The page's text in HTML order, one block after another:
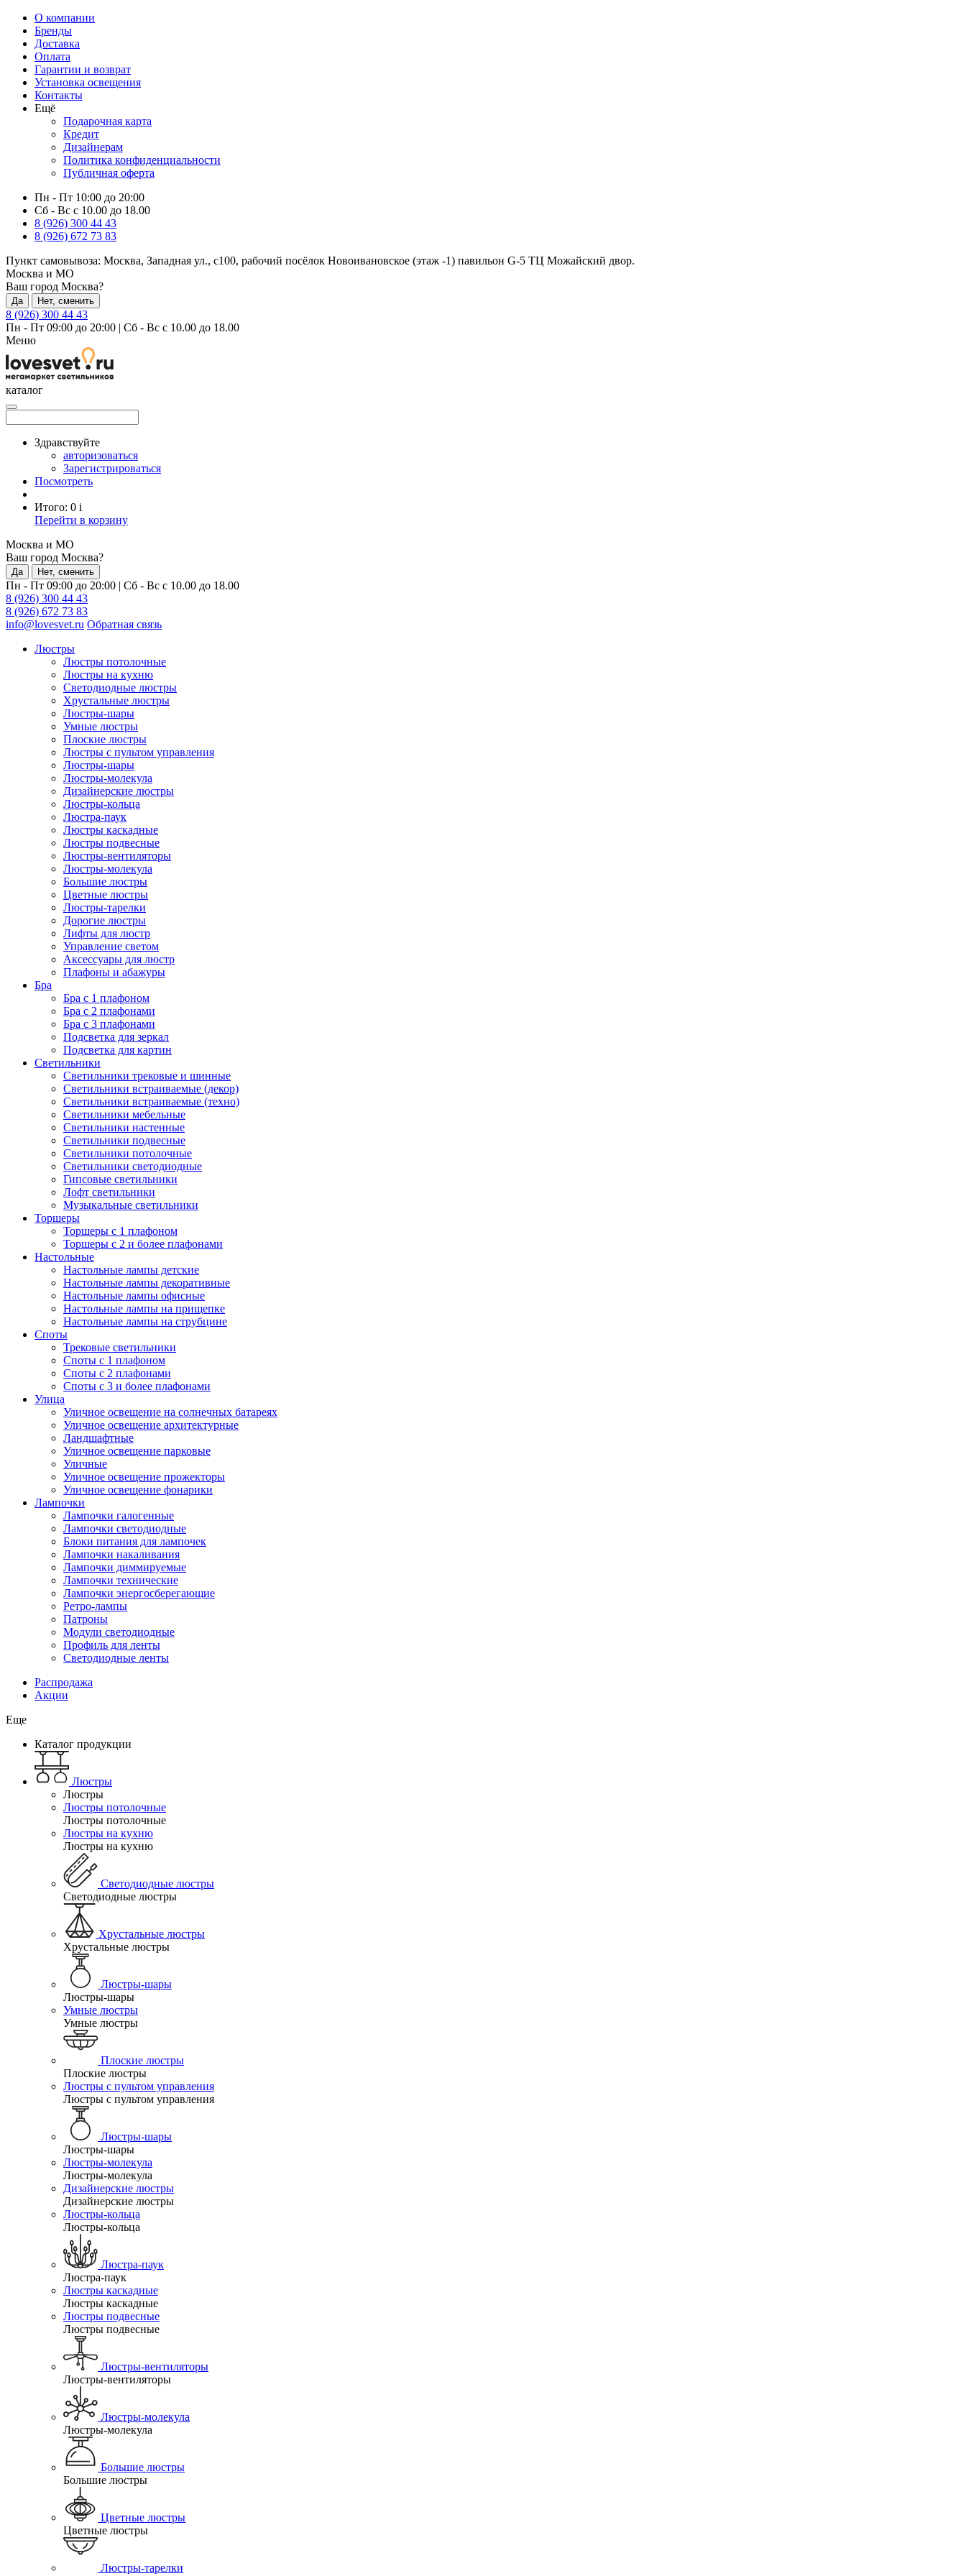
О компании
Бренды
Доставка
Оплата
Гарантии и возврат
Установка освещения
Контакты
Ещё
Подарочная карта
Кредит
Дизайнерам
Политика конфиденциальности
Публичная оферта
Пн - Пт 10:00 до 20:00
Сб - Вс с 10.00 до 18.00
8 (926) 300 44 43
8 (926) 672 73 83
Пункт самовывоза: Москва, Западная ул., с100, рабочий посёлок Новоивановское (этаж -1) павильон G-5 ТЦ Можайский двор.
Москва и МО
Ваш город Москва?
Да Нет, сменить
8 (926) 300 44 43
Пн - Пт 09:00 до 20:00 | Сб - Вс с 10.00 до 18.00
Меню
каталог
Здравствуйте
авторизоваться
Зарегистрироваться
Посмотреть
Итого: 0 i
Перейти в корзину
Москва и МО
Ваш город Москва?
Да Нет, сменить
Пн - Пт 09:00 до 20:00 | Сб - Вс с 10.00 до 18.00
8 (926) 300 44 43
8 (926) 672 73 83
info@lovesvet.ru Обратная связь
Люстры
Люстры потолочные
Люстры на кухню
Светодиодные люстры
Хрустальные люстры
Люстры-шары
Умные люстры
Плоские люстры
Люстры с пультом управления
Люстры-шары
Люстры-молекула
Дизайнерские люстры
Люстры-кольца
Люстра-паук
Люстры каскадные
Люстры подвесные
Люстры-вентиляторы
Люстры-молекула
Большие люстры
Цветные люстры
Люстры-тарелки
Дорогие люстры
Лифты для люстр
Управление светом
Аксессуары для люстр
Плафоны и абажуры
Бра
Бра с 1 плафоном
Бра с 2 плафонами
Бра с 3 плафонами
Подсветка для зеркал
Подсветка для картин
Светильники
Светильники трековые и шинные
Светильники встраиваемые (декор)
Светильники встраиваемые (техно)
Светильники мебельные
Светильники настенные
Светильники подвесные
Светильники потолочные
Светильники светодиодные
Гипсовые светильники
Лофт светильники
Музыкальные светильники
Торшеры
Торшеры с 1 плафоном
Торшеры с 2 и более плафонами
Настольные
Настольные лампы детские
Настольные лампы декоративные
Настольные лампы офисные
Настольные лампы на прищепке
Настольные лампы на струбцине
Споты
Трековые светильники
Споты с 1 плафоном
Споты с 2 плафонами
Споты с 3 и более плафонами
Улица
Уличное освещение на солнечных батареях
Уличное освещение архитектурные
Ландшафтные
Уличное освещение парковые
Уличные
Уличное освещение прожекторы
Уличное освещение фонарики
Лампочки
Лампочки галогенные
Лампочки светодиодные
Блоки питания для лампочек
Лампочки накаливания
Лампочки диммируемые
Лампочки технические
Лампочки энергосберегающие
Ретро-лампы
Патроны
Модули светодиодные
Профиль для ленты
Светодиодные ленты
Распродажа
Акции
Еще
Каталог продукции
Люстры
Люстры
Люстры потолочные
Люстры потолочные
Люстры на кухню
Люстры на кухню
Светодиодные люстры
Светодиодные люстры
Хрустальные люстры
Хрустальные люстры
Люстры-шары
Люстры-шары
Умные люстры
Умные люстры
Плоские люстры
Плоские люстры
Люстры с пультом управления
Люстры с пультом управления
Люстры-шары
Люстры-шары
Люстры-молекула
Люстры-молекула
Дизайнерские люстры
Дизайнерские люстры
Люстры-кольца
Люстры-кольца
Люстра-паук
Люстра-паук
Люстры каскадные
Люстры каскадные
Люстры подвесные
Люстры подвесные
Люстры-вентиляторы
Люстры-вентиляторы
Люстры-молекула
Люстры-молекула
Большие люстры
Большие люстры
Цветные люстры
Цветные люстры
Люстры-тарелки